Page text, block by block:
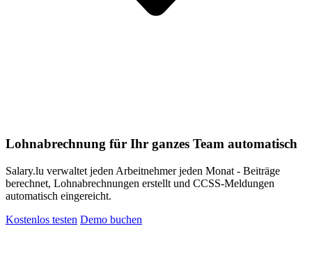
Lohnabrechnung für Ihr ganzes Team automatisch
Salary.lu verwaltet jeden Arbeitnehmer jeden Monat - Beiträge
berechnet, Lohnabrechnungen erstellt und CCSS-Meldungen
automatisch eingereicht.
Kostenlos testen Demo buchen